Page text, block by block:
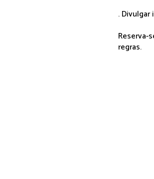
.
Reserva-
regras.